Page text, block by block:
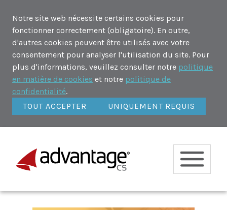
Notre site web nécessite certains cookies pour
fonctionner correctement (obligatoire). En outre,
d'autres cookies peuvent être utilisés avec votre
consentement pour analyser l'utilisation du site. Pour
plus d'informations, veuillez consulter notre politique
en matière de cookies et notre politique de
confidentialité.
TOUT ACCEPTER
UNIQUEMENT REQUIS